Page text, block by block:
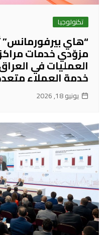
تكنولوجيا
“هاي
مزوّدي خدمات
العمليات في
خدمة العملاء
يونيو 18, 2026